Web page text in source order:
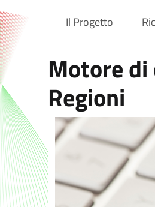
Il Progetto
current
Motore
Regioni